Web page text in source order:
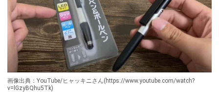
画像出典：YouTube/ヒャッキニさん(https://www.youtube.com/watch?
v=lGzyBQhu5Tk)